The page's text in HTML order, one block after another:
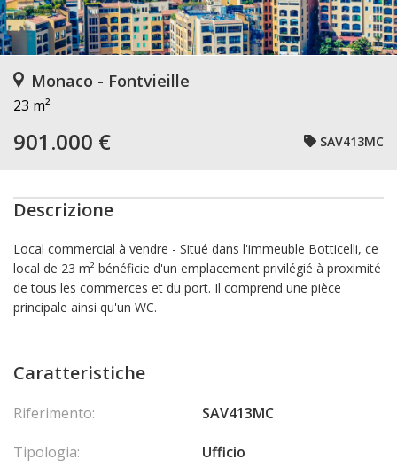
Monaco - Fontvieille
23 m²
901.000 € SAV413MC
Descrizione
Local commercial à vendre - Situé dans l'immeuble Botticelli, ce
local de 23 m² bénéficie d'un emplacement privilégié à proximité
de tous les commerces et du port. Il comprend une pièce
principale ainsi qu'un WC.
Caratteristiche
Riferimento:
SAV413MC
Tipologia:
Ufficio